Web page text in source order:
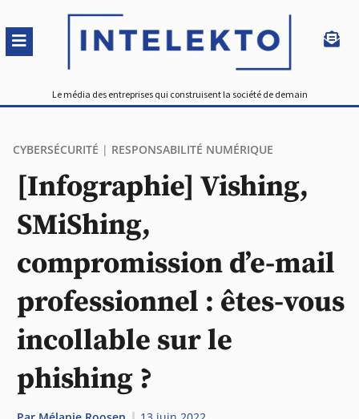
Le média des entreprises qui construisent la société de demain
CYBERSÉCURITÉ | RESPONSABILITÉ NUMÉRIQUE
[Infographie] Vishing,
SMiShing,
compromission d’e-mail
professionnel : êtes-vous
incollable sur le
phishing ?